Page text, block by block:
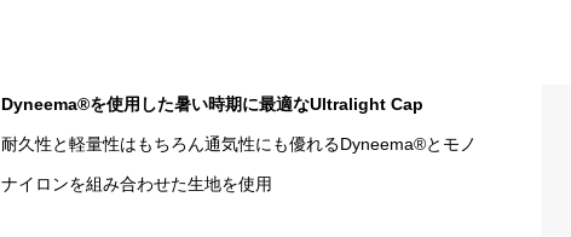
Dyneema®を使用した暑い時期に最適なUltralight Cap
耐久性と軽量性はもちろん通気性にも優れるDyneema®とモノ
ナイロンを組み合わせた生地を使用